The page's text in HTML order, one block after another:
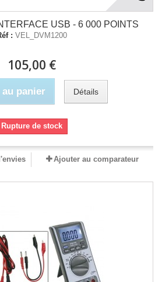
USB - 6 000 POINTS
: VEL_DVM1200
105,00 €
panier Détails
Rupture de stock
Ajouter au comparateur